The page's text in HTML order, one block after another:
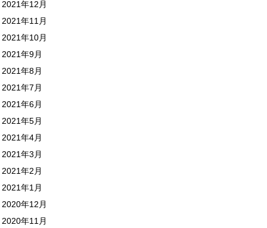
2021年12月
2021年11月
2021年10月
2021年9月
2021年8月
2021年7月
2021年6月
2021年5月
2021年4月
2021年3月
2021年2月
2021年1月
2020年12月
2020年11月